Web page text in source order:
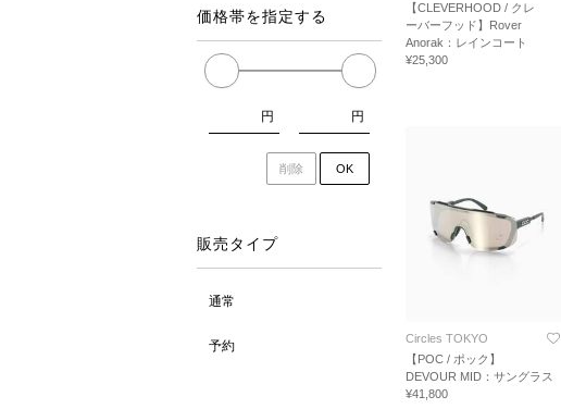
価格帯を指定する
円 円
削除 OK
販売タイプ
通常
予約
【CLEVERHOOD / クレ
ーバーフッド】Rover
Anorak：レインコート
¥25,300
Circles TOKYO
【POC / ポック】
DEVOUR MID：サングラス
¥41,800